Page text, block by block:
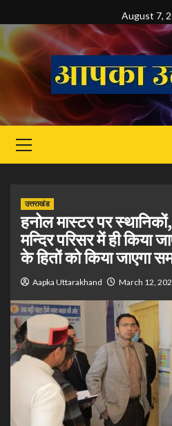
to
content
August 7,
Menu
उत्तराखंड
हनोल मास्टर पर
मन्दिर परिसर में ही किया
के हितों को किया जाएगा
Aapka Uttarakhand March 12,